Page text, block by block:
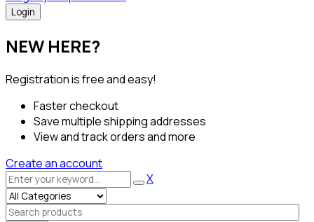
NEW HERE?
Registration is free and easy!
Faster checkout
Save multiple shipping addresses
View and track orders and more
Create an account
X